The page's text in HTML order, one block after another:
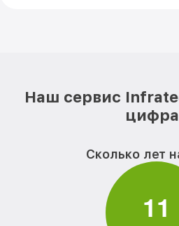
Наш сервис
Сколько лет
11